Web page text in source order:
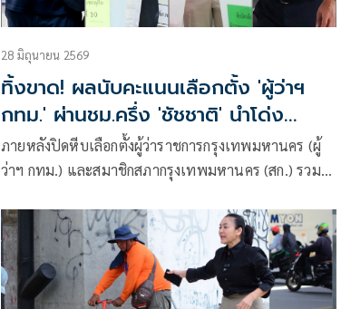
28 มิถุนายน 2569
ทิ้งขาด! ผลนับคะแนนเลือกตั้ง 'ผู้ว่าฯ
กทม.' ผ่านชม.ครึ่ง 'ชัชชาติ' นำโด่ง
'มัลลิกา' อันดับ 2 เหนือ 'ดร.โจ'
ภายหลังปิดหีบเลือกตั้งผู้ว่าราชการกรุงเทพมหานคร (ผู้
ว่าฯ กทม.) และสมาชิกสภากรุงเทพมหานคร (สก.) รวม